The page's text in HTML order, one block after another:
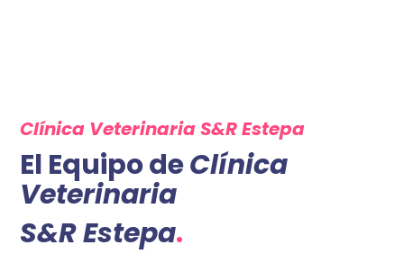
Clínica Veterinaria S&R Estepa
El Equipo deClínica
Veterinaria
S&REstepa.